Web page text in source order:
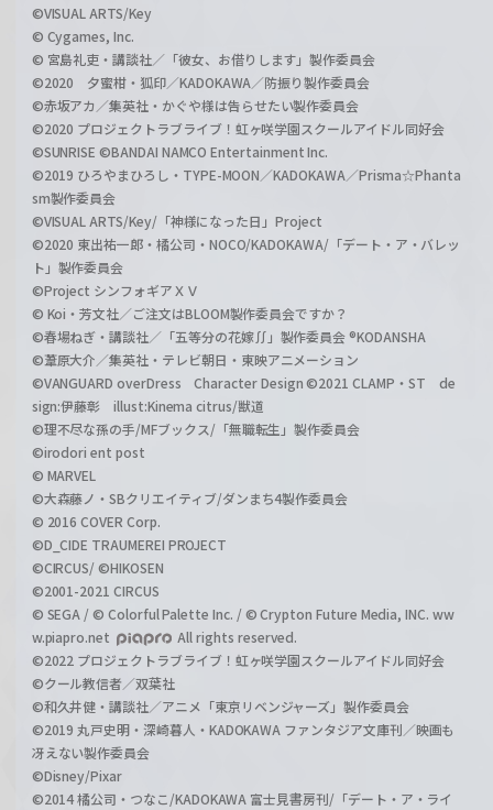
©VISUAL ARTS/Key
© Cygames, Inc.
© 宮島礼吏・講談社／「彼女、お借りします」製作委員会
©2020 夕蜜柑・狐印／KADOKAWA／防振り製作委員会
©赤坂アカ／集英社・かぐや様は告らせたい製作委員会
©2020 プロジェクトラブライブ！虹ヶ咲学園スクールアイドル同好会
©SUNRISE ©BANDAI NAMCO Entertainment Inc.
©2019 ひろやまひろし・TYPE-MOON／KADOKAWA／Prisma☆Phanta
sm製作委員会
©VISUAL ARTS/Key/「神様になった日」Project
©2020 東出祐一郎・橘公司・NOCO/KADOKAWA/「デート・ア・バレッ
ト」製作委員会
©Project シンフォギアＸＶ
© Koi・芳文社／ご注文はBLOOM製作委員会ですか？
©春場ねぎ・講談社／「五等分の花嫁∬」製作委員会 ®KODANSHA
©葦原大介／集英社・テレビ朝日・東映アニメーション
©VANGUARD overDress Character Design ©2021 CLAMP・ST de
sign:伊藤彰 illust:Kinema citrus/獣道
©理不尽な孫の手/MFブックス/「無職転生」製作委員会
©irodori ent post
© MARVEL
©大森藤ノ・SBクリエイティブ/ダンまち4製作委員会
© 2016 COVER Corp.
©D_CIDE TRAUMEREI PROJECT
©CIRCUS/ ©HIKOSEN
©2001-2021 CIRCUS
© SEGA / © Colorful Palette Inc. / © Crypton Future Media, INC. ww
w.piapro.net
All rights reserved.
©2022 プロジェクトラブライブ！虹ヶ咲学園スクールアイドル同好会
©クール教信者／双葉社
©和久井健・講談社／アニメ「東京リベンジャーズ」製作委員会
©2019 丸戸史明・深崎暮人・KADOKAWA ファンタジア文庫刊／映画も
冴えない製作委員会
©Disney/Pixar
©2014 橘公司・つなこ/KADOKAWA 富士見書房刊/「デート・ア・ライ